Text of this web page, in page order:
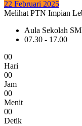
22 Februari 2025
Melihat PTN Impian
Aula Sekolah
07.30 - 17.00
00
Hari
00
Jam
00
Menit
00
Detik